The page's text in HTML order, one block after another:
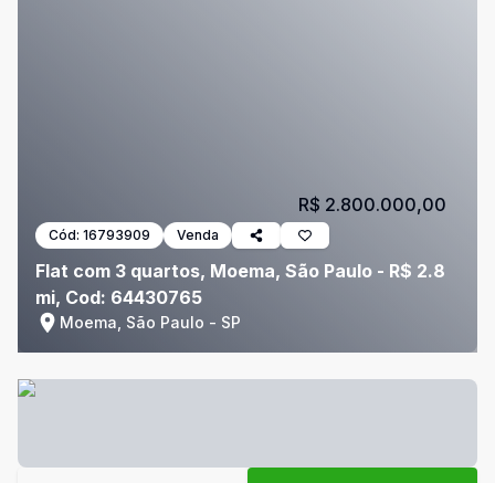
Cód: 16793909 Venda
Flat com 3 quartos, Moema, São Paulo - R$ 2.8
mi, Cod: 64430765
Moema, São Paulo - SP
R$ 2.800.000,00